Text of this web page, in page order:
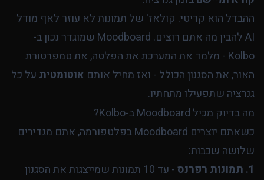
ההבדל הוא קריטי. קולאז' של תמונות לא עוזר לאף מודל
AI להבין מה אתם רוצים. Moodboard שמוגדר נכון ב-
Kolbo - מלמד את המערכת את הפלטה, את טמפרטורת
האור, את הסגנון הכולל - ואז מחיל אותם אוטומטית על כל
גנרציה שתפעילו מתחתיו.
מה בדיוק מכיל Moodboard ב-Kolbo?
כשאתם יוצרים Moodboard בפלטפורמה, אתם מגדירים
שלושה שכבות:
1. תמונות רפרנס
- עד 10 תמונות שמייצגות את הסגנון